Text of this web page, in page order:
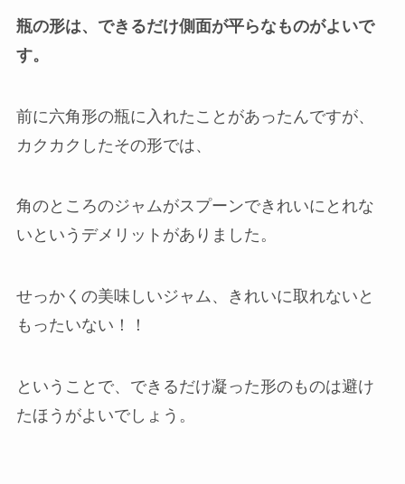
瓶の形は、できるだけ側面が平らなものがよいで
す。
前に六角形の瓶に入れたことがあったんですが、
カクカクしたその形では、
角のところのジャムがスプーンできれいにとれな
いというデメリットがありました。
せっかくの美味しいジャム、きれいに取れないと
もったいない！！
ということで、できるだけ凝った形のものは避け
たほうがよいでしょう。